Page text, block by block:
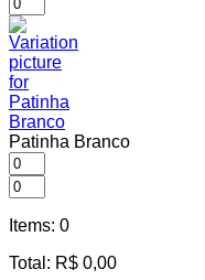
Patinha Branco
Items: 0
Total : R$ 0,00